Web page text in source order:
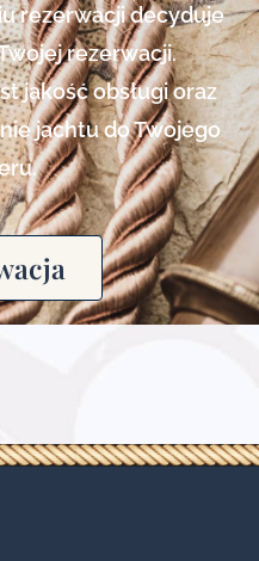
rezerwacji decyduje
rezerwacji.
jakość obsługi oraz
jachtu do Twojego